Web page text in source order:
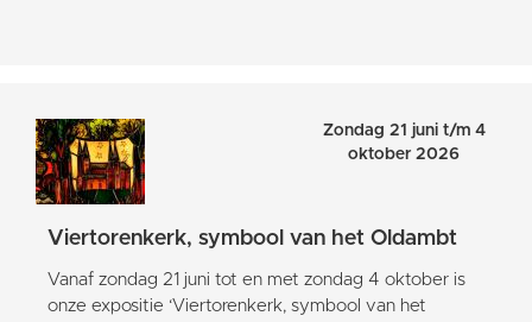
Zondag 21 juni t/m 4
oktober 2026
Viertorenkerk, symbool van het Oldambt
Vanaf zondag 21 juni tot en met zondag 4 oktober is
onze expositie ‘Viertorenkerk, symbool van het